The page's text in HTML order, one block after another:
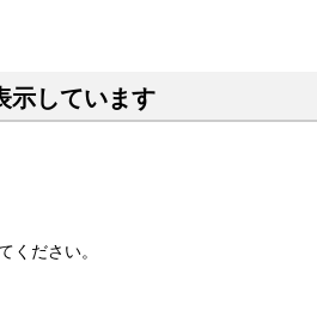
示しています
ください。